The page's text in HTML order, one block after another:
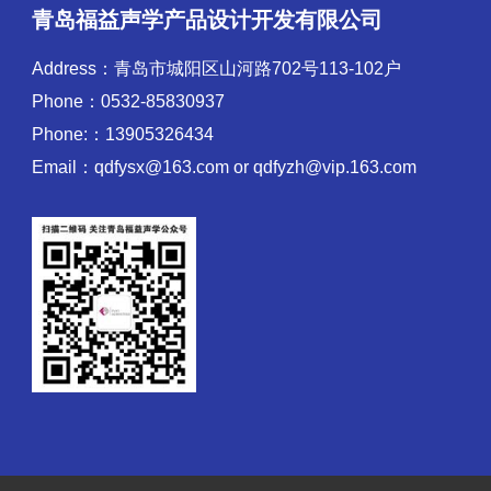
青岛福益声学产品设计开发有限公司
Address：青岛市城阳区山河路702号113-102户
Phone：0532-85830937
Phone:：13905326434
Email：qdfysx@163.com or qdfyzh@vip.163.com